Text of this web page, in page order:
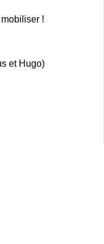
mobiliser !
et Hugo)